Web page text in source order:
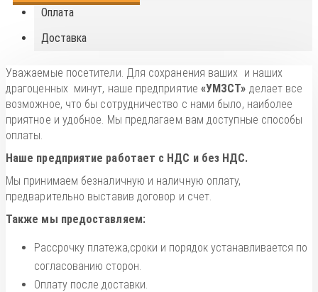
Оплата
Доставка
Уважаемые посетители. Для сохранения ваших и наших
драгоценных минут, наше предприятие «УМЗСТ» делает все
возможное, что бы сотрудничество с нами было, наиболее
приятное и удобное. Мы предлагаем вам доступные способы
оплаты.
Наше предприятие работает с НДС и без НДС.
Мы принимаем безналичную и наличную оплату,
предварительно выставив договор и счет.
Также мы предоставляем:
Рассрочку платежа,сроки и порядок устанавливается по
согласованию сторон.
Оплату после доставки.